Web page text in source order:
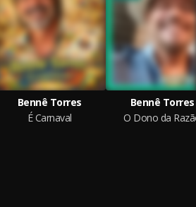
Bennê Torres
É Carnaval
Bennê Torres
O Dono da